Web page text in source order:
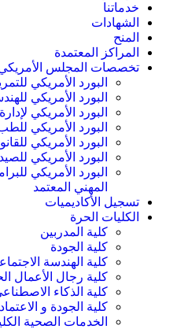
خدماتنا
الشهادات
المنح
المراكز المعتمدة
تخصصات المجلس
البورد الأمريكي
البورد الأمريكي
البورد الأمريكي
البورد الأمريكي
البورد الأمريكي
البورد الأمريكي
البورد الأمريكي
المهني المعتمد
تسجيل الأكاديميات
الكليات الحرة
كلية المدربين
كلية الجودة
كلية الهندسة
كلية رجال الأعمال
كلية الذكاء
كلية الجودة و الاعتماد
الخدمات الصحية